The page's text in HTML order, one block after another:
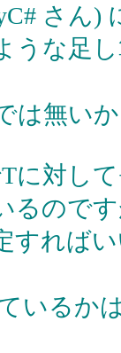
さん)
うな足
は無い
Tに対し
るので
すれば
いるか